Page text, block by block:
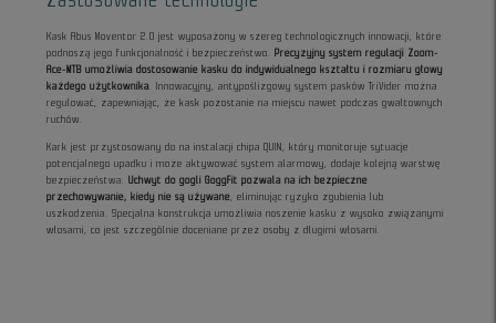
Kask Abus Moventor 2.0 jest wyposażony w szereg technologicznych innowacji, które
podnoszą jego funkcjonalność i bezpieczeństwo. Precyzyjny system regulacji Zoom-
Ace-MTB umożliwia dostosowanie kasku do indywidualnego kształtu i rozmiaru głowy
każdego użytkownika
. Innowacyjny, antypoślizgowy system pasków TriVider można
regulować, zapewniając, że kask pozostanie na miejscu nawet podczas gwałtownych
ruchów.
Kark jest przystosowany do na instalacji chipa QUIN, który monitoruje sytuacje
potencjalnego upadku i może aktywować system alarmowy, dodaje kolejną warstwę
bezpieczeństwa.
Uchwyt do gogli GoggFit pozwala na ich bezpieczne
przechowywanie, kiedy nie są używane
, eliminując ryzyko zgubienia lub
uszkodzenia. Specjalna konstrukcja umożliwia noszenie kasku z wysoko związanymi
włosami, co jest szczególnie doceniane przez osoby z długimi włosami.